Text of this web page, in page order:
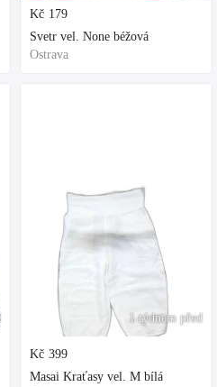
Kč 179
Svetr vel. None béžová
Ostrava
1 týdnem před
Kč 399
Masai Kraťasy vel. M bílá